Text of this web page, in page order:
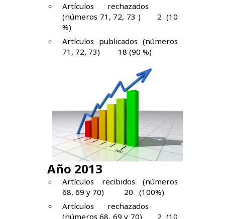
Artículos rechazados
(números 71, 72, 73 ) 2 (10
%)
Artículos publicados (números
71, 72, 73) 18 (90 %)
Año 2013
Artículos recibidos (números
68, 69 y 70) 20 (100%)
Artículos rechazados
(números 68, 69 y 70) 2 (10